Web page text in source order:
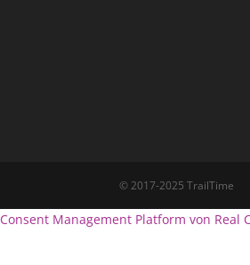
© 2017-2025 TrailTime
Consent Management Platform von Real